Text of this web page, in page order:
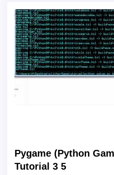
Pygame (Python
Tutorial 3 5